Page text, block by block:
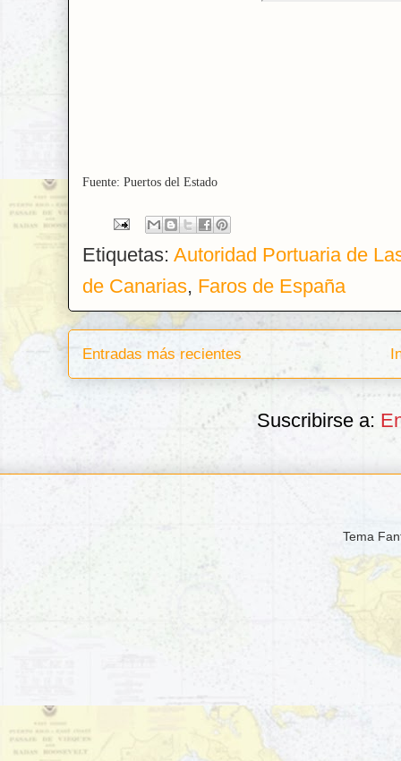
Fuente: Puertos del Estado
Etiquetas: Autoridad Portuaria de
de Canarias, Faros de España
Entradas más recientes
Suscribirse a:
Tema